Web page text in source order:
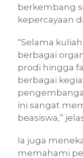
berkembang
kepercayaan
“Selama
berbagai
prodi hingga
berbagai
ini sangat
beasiswa,”
Ia juga
memahami